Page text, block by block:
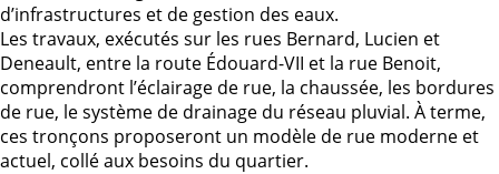
d’infrastructures et de gestion des eaux.
Les travaux, exécutés sur les rues Bernard, Lucien et
Deneault, entre la route Édouard-VII et la rue Benoit,
comprendront l’éclairage de rue, la chaussée, les bordures
de rue, le système de drainage du réseau pluvial. À terme,
ces tronçons proposeront un modèle de rue moderne et
actuel, collé aux besoins du quartier.